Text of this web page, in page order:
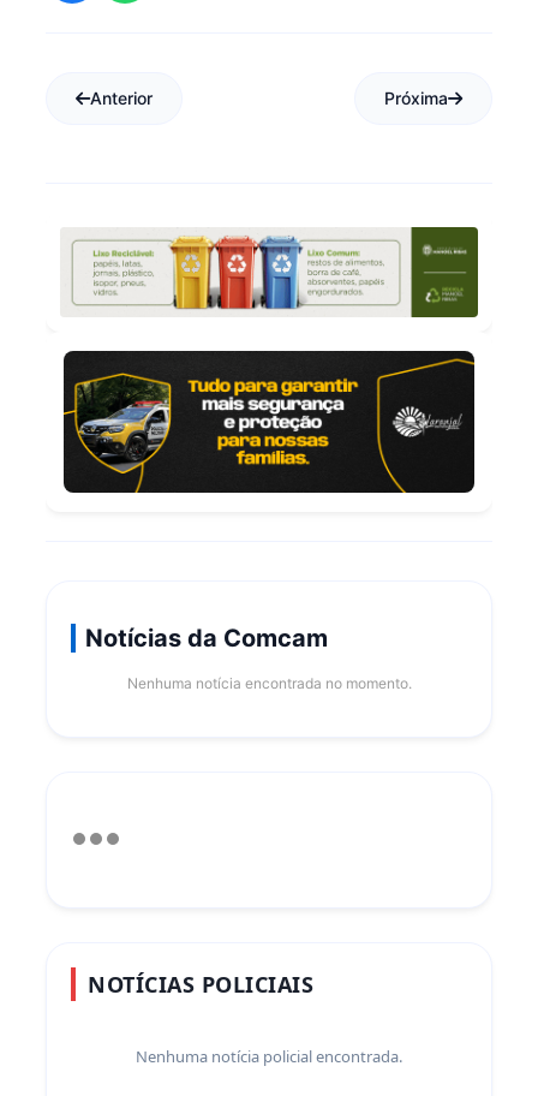
Anterior Próxima
Notícias da Comcam
Nenhuma notícia encontrada no momento.
NOTÍCIAS POLICIAIS
Nenhuma notícia policial encontrada.